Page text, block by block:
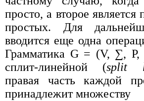
просто, а второе является
простых. Для
вводится еще одна
Грамматика G = (V, ∑, P,
сплит-линейной (split
правая часть каждой
принадлежит множеству